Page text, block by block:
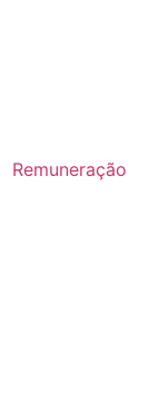
Remuneração